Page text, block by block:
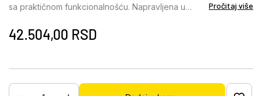
sa praktičnom funkcionalnošću. Napravljena u
sivog travertina, što lampi daje prirodan i elegantan
lampa se savršeno uklapa na manje stolove ili kao
Pročitaj više
42.504,00 RSD